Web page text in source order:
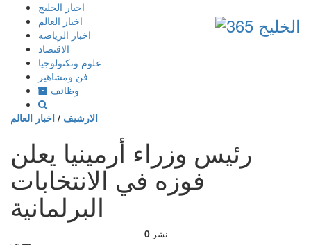
إذهب
المحتوى
اخبار الخليج
اخبار العالم
اخبار الرياضه
الاقتصاد
علوم وتكنولوجيا
فن ومشاهير
وظائف
الارشيف / اخبار العالم
رئيس وزراء أرمينيا يعلن
فوزه في الانتخابات
البرلمانية
0 نشر